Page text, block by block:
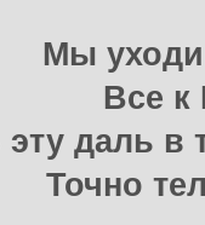
Мы
Все к
эту даль в
Точно